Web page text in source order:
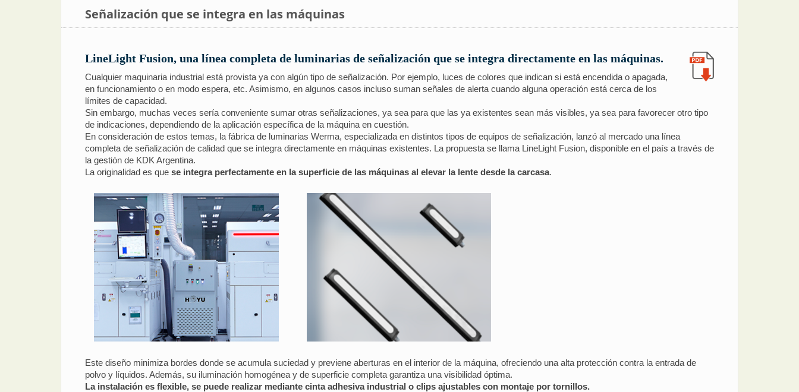
Señalización que se integra en las máquinas
LineLight Fusion, una línea completa de luminarias de señalización que se integra directamente en las máquinas.
Cualquier maquinaria industrial está provista ya con algún tipo de señalización. Por ejemplo, luces de colores que indican si está encendida o apagada,
en funcionamiento o en modo espera, etc. Asimismo, en algunos casos incluso suman señales de alerta cuando alguna operación está cerca de los
límites de capacidad.
Sin embargo, muchas veces sería conveniente sumar otras señalizaciones, ya sea para que las ya existentes sean más visibles, ya sea para favorecer otro tipo
de indicaciones, dependiendo de la aplicación específica de la máquina en cuestión.
En consideración de estos temas, la fábrica de luminarias Werma, especializada en distintos tipos de equipos de señalización, lanzó al mercado una línea
completa de señalización de calidad que se integra directamente en máquinas existentes. La propuesta se llama LineLight Fusion, disponible en el país a través de
la gestión de KDK Argentina.
La originalidad es que se integra perfectamente en la superficie de las máquinas al elevar la lente desde la carcasa.
Este diseño minimiza bordes donde se acumula suciedad y previene aberturas en el interior de la máquina, ofreciendo una alta protección contra la entrada de
polvo y líquidos. Además, su iluminación homogénea y de superficie completa garantiza una visibilidad óptima.
La instalación es flexible, se puede realizar mediante cinta adhesiva industrial o clips ajustables con montaje por tornillos.